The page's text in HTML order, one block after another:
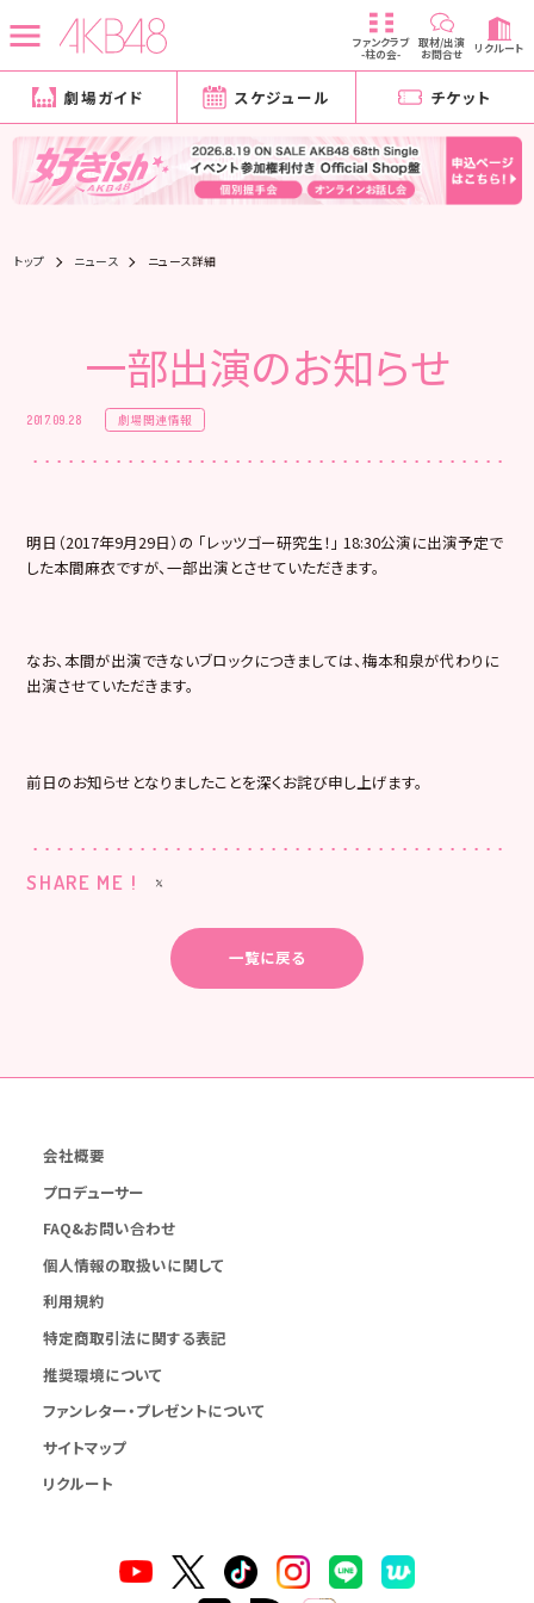
ファンクラブ
-柱の会-
取材/出演
お問合せ リクルート
劇場ガイド スケジュール チケット
トップ ニュース ニュース詳細
一部出演のお知らせ
2017.09.28 劇場関連情報
明日（2017年9月29日）の 「レッツゴー研究生！」 18:30公演に出演予定で
した本間麻衣ですが、一部出演とさせていただきます。
なお、本間が出演できないブロックにつきましては、梅本和泉が代わりに
出演させていただきます。
前日のお知らせとなりましたことを深くお詫び申し上げます。
SHARE ME !
一覧に戻る
会社概要
プロデューサー
FAQ&お問い合わせ
個人情報の取扱いに関して
利用規約
特定商取引法に関する表記
推奨環境について
ファンレター・プレゼントについて
サイトマップ
リクルート